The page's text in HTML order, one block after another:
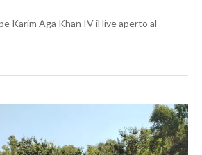
Karim Aga Khan IV il live aperto al